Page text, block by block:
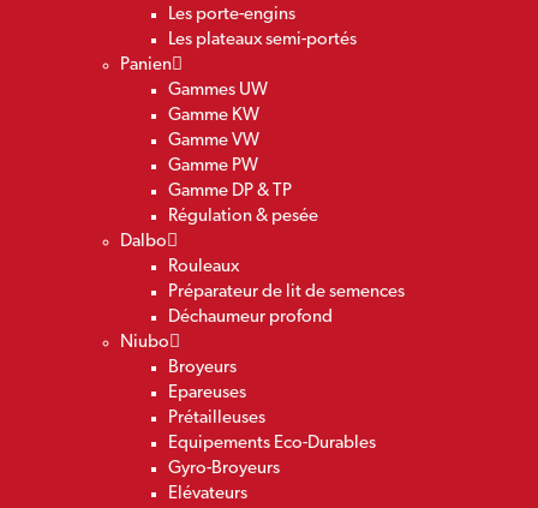
Les porte-engins
Les plateaux semi-portés
Panien
Gammes UW
Gamme KW
Gamme VW
Gamme PW
Gamme DP & TP
Régulation & pesée
Dalbo
Rouleaux
Préparateur de lit de semences
Déchaumeur profond
Niubo
Broyeurs
Epareuses
Prétailleuses
Equipements Eco-Durables
Gyro-Broyeurs
Elévateurs